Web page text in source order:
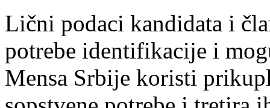
Lični podaci kandidata i
potrebe identifikacije i
Mensa Srbije koristi